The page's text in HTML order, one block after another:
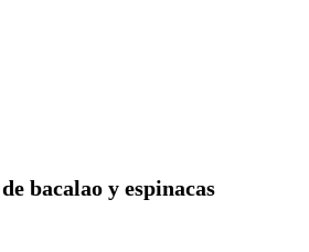
bacalao y espinacas